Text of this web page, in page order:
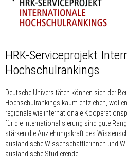
HRK-Serviceprojekt
Hochschulrankings
Deutsche Universitäten können sich der
Hochschulrankings kaum entziehen,
regionale wie internationale
für die Internationalisierung sind gute
stärken die Anziehungskraft des
ausländische Wissenschaftlerinnen und
ausländische Studierende.